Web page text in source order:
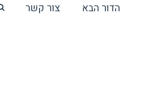
הדור הבא צור קשר